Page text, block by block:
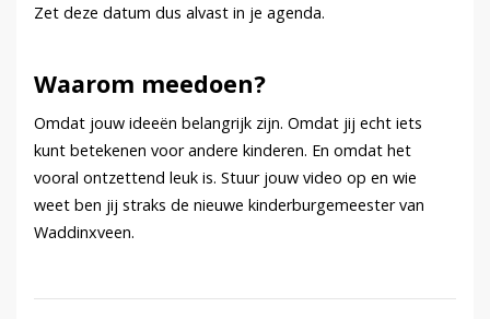
Zet deze datum dus alvast in je agenda.
Waarom meedoen?
Omdat jouw ideeën belangrijk zijn. Omdat jij echt iets
kunt betekenen voor andere kinderen. En omdat het
vooral ontzettend leuk is. Stuur jouw video op en wie
weet ben jij straks de nieuwe kinderburgemeester van
Waddinxveen.